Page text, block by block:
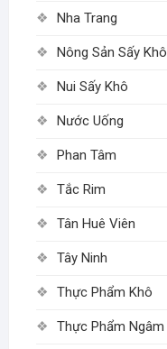
Nha Trang
Nông Sản Sấy Khô
Nui Sấy Khô
Nước Uống
Phan Tâm
Tắc Rim
Tân Huê Viên
Tây Ninh
Thực Phẩm Khô
Thực Phẩm Ngâm